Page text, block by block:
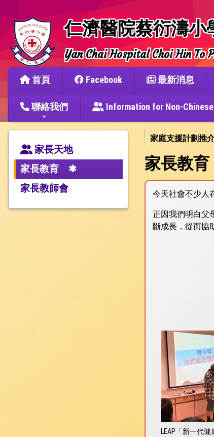
仁濟醫院蔡衍濤小
Yan Chai Hospital Choi Hin To
首頁 Facebook 最新消息
聯絡我們 Information for Non-
家長天地
家長教育
家長教師會
家庭支援計劃推
家長教育
今天社會不少人
正因我們明白父
斷成長，從而協
LEAP「新一代